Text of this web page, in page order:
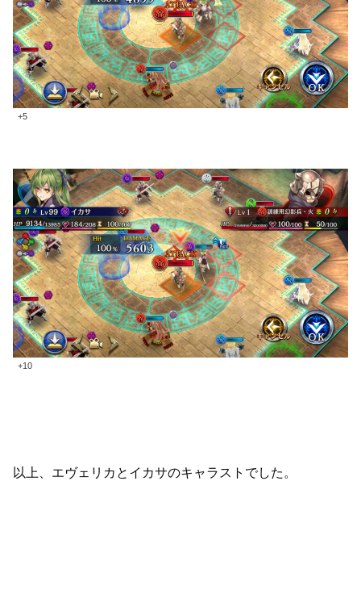
+5
+10
以上、エヴェリカとイカサのキャラストでした。